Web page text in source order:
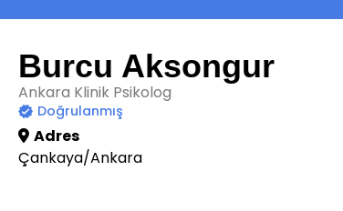
Burcu Aksongur
Ankara Klinik Psikolog
Doğrulanmış
Adres
Çankaya/Ankara